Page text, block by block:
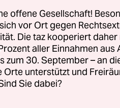
und denken
noch“, „Du
und „Streng
ich grinse, fängt
offene Gesellschaft!
vor Ort gegen
Die taz kooperiert daher
aller Einnahmen aus
zum 30. September – an
Orte unterstützt und
Sie dabei?